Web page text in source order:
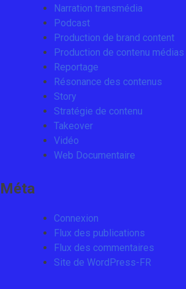
Narration transmédia
Podcast
Production de brand content
Production de contenu médias
Reportage
Résonance des contenus
Story
Stratégie de contenu
Takeover
Vidéo
Web Documentaire
Méta
Connexion
Flux des publications
Flux des commentaires
Site de WordPress-FR